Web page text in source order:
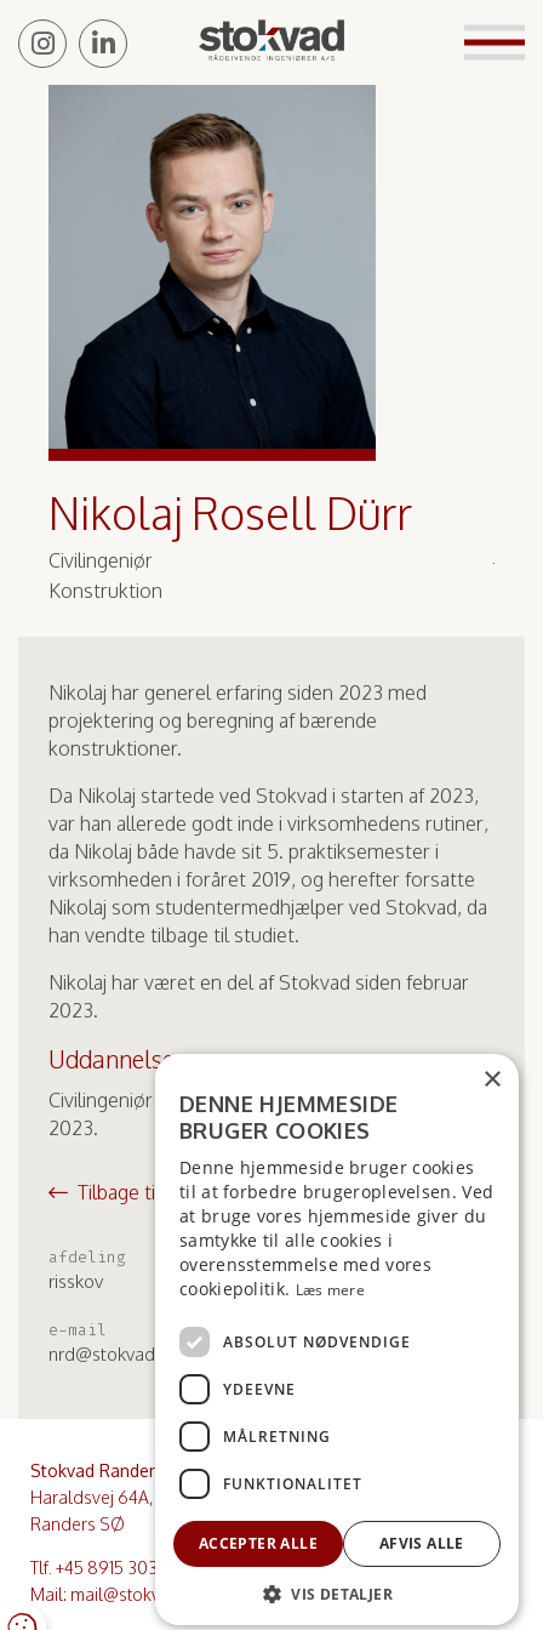
Nikolaj Rosell Dürr
Civilingeniør
Konstruktion
Nikolaj har generel erfaring siden 2023 med
projektering og beregning af bærende
konstruktioner.
Da Nikolaj startede ved Stokvad i starten af 2023,
var han allerede godt inde i virksomhedens rutiner,
da Nikolaj både havde sit 5. praktiksemester i
virksomheden i foråret 2019, og herefter forsatte
Nikolaj som studentermedhjælper ved Stokvad, da
han vendte tilbage til studiet.
Nikolaj har været en del af Stokvad siden februar
2023.
Uddannelse
Civilingeniør - cand.polyt. fra Aarhus Universitet
2023.
Tilbage til medarbejdere
afdeling
risskov
mobil
+45 8915 3455
e-mail
nrd@stokvad.dk
Stokvad Randers
Haraldsvej 64A, 8960
Randers SØ
8240 Risskov
Tlf. +45 8915 3030
Mail: mail@stokvad.dk
×
DENNE HJEMMESIDE
BRUGER COOKIES
Denne hjemmeside bruger cookies
til at forbedre brugeroplevelsen. Ved
at bruge vores hjemmeside giver du
samtykke til alle cookies i
overensstemmelse med vores
cookiepolitik. Læs mere
ABSOLUT NØDVENDIGE
YDEEVNE
MÅLRETNING
FUNKTIONALITET
ACCEPTER ALLE AFVIS ALLE
VIS DETALJER